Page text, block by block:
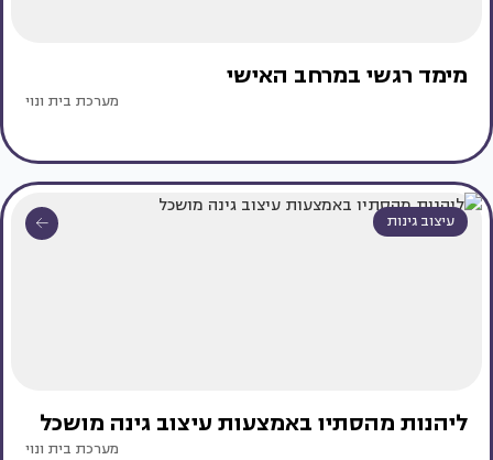
מימד רגשי במרחב האישי
מערכת בית ונוי
עיצוב גינות
ליהנות מהסתיו באמצעות עיצוב גינה מושכל
מערכת בית ונוי